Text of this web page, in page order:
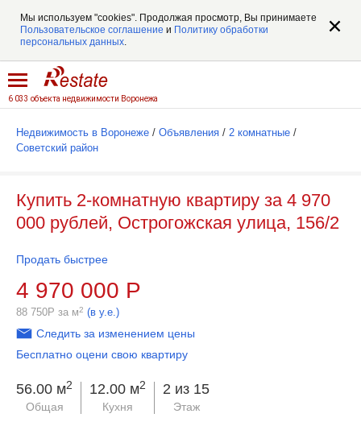
Мы используем "cookies". Продолжая просмотр, Вы принимаете
Пользовательское соглашение и Политику обработки
персональных данных.
6 033 объекта недвижимости Воронежа
Недвижимость в Воронеже / Объявления / 2 комнатные /
Советский район
Купить 2-комнатную квартиру за 4 970
000 рублей, Острогожская улица, 156/2
Продать быстрее
4 970 000 Р
88 750Р за м2 (в у.е.)
Следить за изменением цены
Бесплатно оцени свою квартиру
56.00 м2
Общая
12.00 м2
Кухня
2 из 15
Этаж